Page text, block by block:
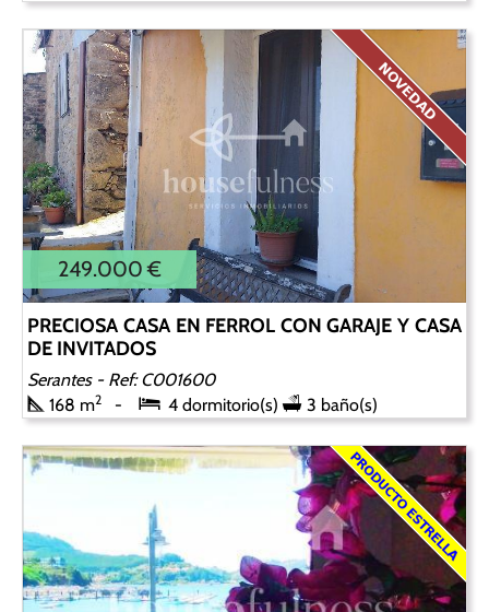
249.000 €
PRECIOSA CASA EN FERROL CON GARAJE Y CASA
DE INVITADOS
Serantes - Ref: C001600
168 m2 4 dormitorio(s) 3 baño(s)